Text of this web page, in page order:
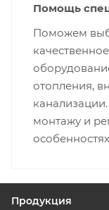
Помощь
Поможем
отопления,
монтажу и
Продукция